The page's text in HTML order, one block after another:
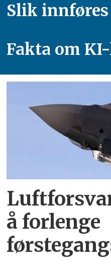
Slik
Fakta om
å forlenge